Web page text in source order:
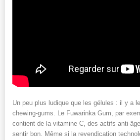
Un peu plus ludique que les gélules : il y a
chewing-gums. Le Fuwarinka Gum, par
contient de la vitamine C, des actifs anti-
sentir bon. Même si la revendication